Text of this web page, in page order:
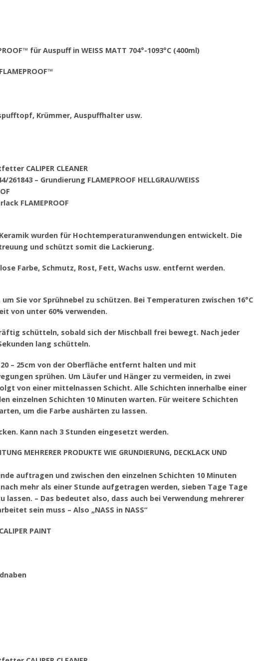
für Auspuff in WEISS MATT 704°-1093°C (400ml)
Krümmer, Auspuffhalter usw.
CALIPER CLEANER
261843 – Grundierung FLAMEPROOF HELLGRAU/WEISS
FLAMEPROOF
wurden für Hochtemperaturanwendungen entwickelt. Die
und schützt somit die Lackierung.
Farbe, Schmutz, Rost, Fett, Wachs usw. entfernt werden.
Sie vor Sprühnebel zu schützen. Bei Temperaturen zwischen 16°C
von unter 60% verwenden.
schütteln, sobald sich der Mischball frei bewegt. Nach jeder
lang schütteln.
– 25cm von der Oberfläche entfernt halten und mit
sprühen. Um Läufer und Hänger zu vermeiden, in zwei
von einer mittelnassen Schicht. Alle Schichten innerhalbe einer
einzelnen Schichten 10 Minuten warten. Für weitere Schichten
um die Farbe aushärten zu lassen.
Kann nach 3 Stunden eingesetzt werden.
MEHRERER PRODUKTE WIE GRUNDIERUNG, DECKLACK UND
auftragen und zwischen den einzelnen Schichten 10 Minuten
mehr als einer Stunde aufgetragen werden, sieben Tage Tage
lassen. – Das bedeutet also, dass auch bei Verwendung mehrerer
sein muss – Also „NASS in NASS“
PAINT